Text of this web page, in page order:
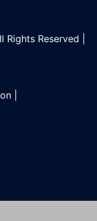
Rights Reserved |